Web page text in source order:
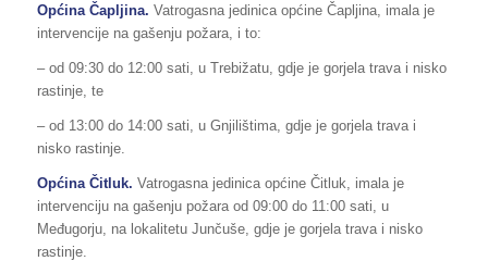
Općina Čapljina. Vatrogasna jedinica općine Čapljina, imala je
intervencije na gašenju požara, i to:
– od 09:30 do 12:00 sati, u Trebižatu, gdje je gorjela trava i nisko
rastinje, te
– od 13:00 do 14:00 sati, u Gnjilištima, gdje je gorjela trava i
nisko rastinje.
Općina Čitluk. Vatrogasna jedinica općine Čitluk, imala je
intervenciju na gašenju požara od 09:00 do 11:00 sati, u
Međugorju, na lokalitetu Junčuše, gdje je gorjela trava i nisko
rastinje.